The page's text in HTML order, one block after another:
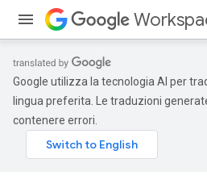
Google utilizza la tecnologia AI per
lingua preferita. Le traduzioni
contenere errori.